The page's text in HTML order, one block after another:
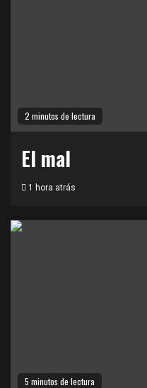
2 minutos de lectura
El mal
1 hora atrás
5 minutos de lectura